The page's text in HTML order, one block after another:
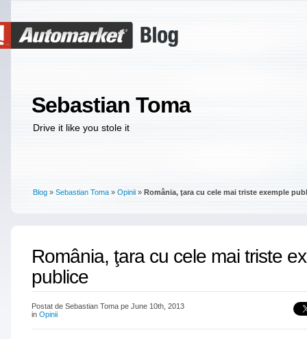
Sebastian Toma
Drive it like you stole it
Blog » Sebastian Toma » Opinii » România, ţara cu cele mai triste exemple
România, ţara cu cele mai triste
publice
Postat de Sebastian Toma pe June 10th, 2013
in Opinii